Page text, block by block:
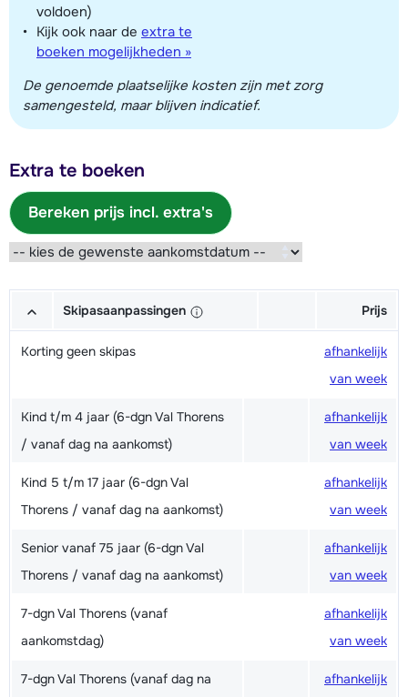
voldoen)
Kijk ook naar de extra te
boeken mogelijkheden »
De genoemde plaatselijke kosten zijn met zorg
samengesteld, maar blijven indicatief.
Extra te boeken
Bereken prijs incl. extra's
Skipasaanpassingen Prijs
Korting geen skipas
afhankelijk
van week
Kind t/m 4 jaar (6-dgn Val Thorens
/ vanaf dag na aankomst)
afhankelijk
van week
Kind 5 t/m 17 jaar (6-dgn Val
Thorens / vanaf dag na aankomst)
afhankelijk
van week
Senior vanaf 75 jaar (6-dgn Val
Thorens / vanaf dag na aankomst)
afhankelijk
van week
7-dgn Val Thorens (vanaf
aankomstdag)
afhankelijk
van week
7-dgn Val Thorens (vanaf dag na
afhankelijk